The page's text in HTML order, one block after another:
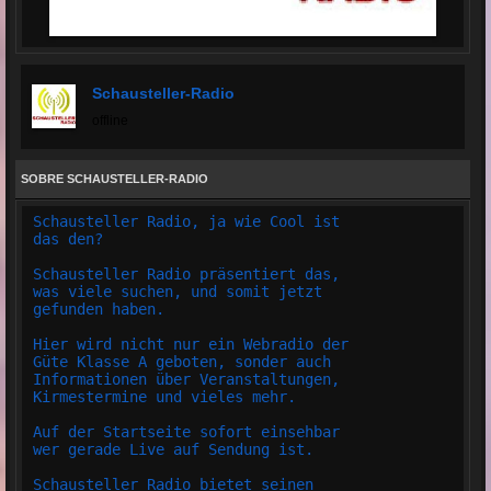
Schausteller-Radio
SOBRE SCHAUSTELLER-RADIO
Schausteller Radio, ja wie Cool ist
das den?
Schausteller Radio präsentiert das,
was viele suchen, und somit jetzt
gefunden haben.
Hier wird nicht nur ein Webradio der
Güte Klasse A geboten, sonder auch
Informationen über Veranstaltungen,
Kirmestermine und vieles mehr.
Auf der Startseite sofort einsehbar
wer gerade Live auf Sendung ist.
Schausteller Radio bietet seinen